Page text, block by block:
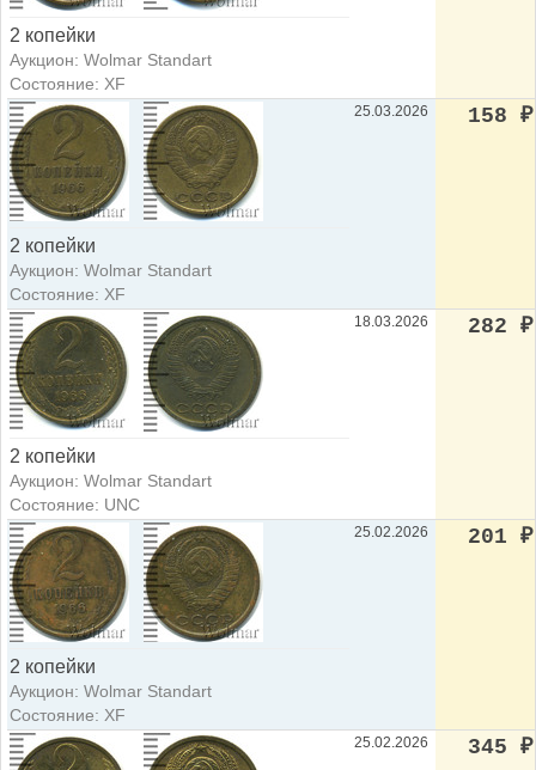
2 копейки
Аукцион: Wolmar Standart
Состояние: XF
2 копейки
Аукцион: Wolmar Standart
Состояние: XF
25.03.2026 158 ₽
2 копейки
Аукцион: Wolmar Standart
Состояние: UNC
18.03.2026 282 ₽
2 копейки
Аукцион: Wolmar Standart
Состояние: XF
25.02.2026 201 ₽
25.02.2026 345 ₽